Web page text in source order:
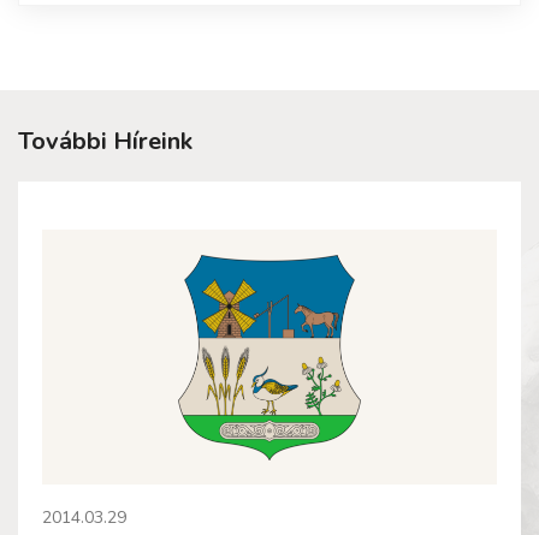
További Híreink
2014.03.29